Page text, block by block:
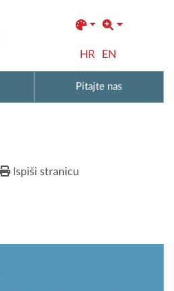
HR EN
Pitajte nas
Ispiši stranicu